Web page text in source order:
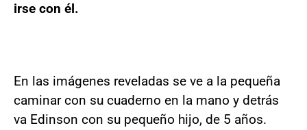
irse con él.
En las imágenes reveladas se ve a la pequeña
caminar con su cuaderno en la mano y detrás
va Edinson con su pequeño hijo, de 5 años.